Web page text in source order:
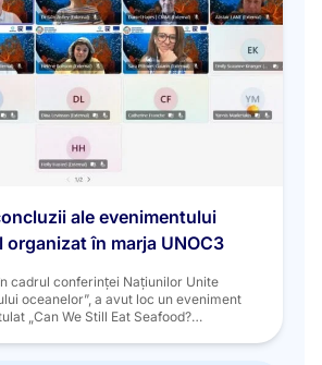
ale evenimentului
în marja UNOC3
cadrul conferinței Națiunilor Unite
oceanelor”, a avut loc un eveniment
„Can We Still Eat Seafood?